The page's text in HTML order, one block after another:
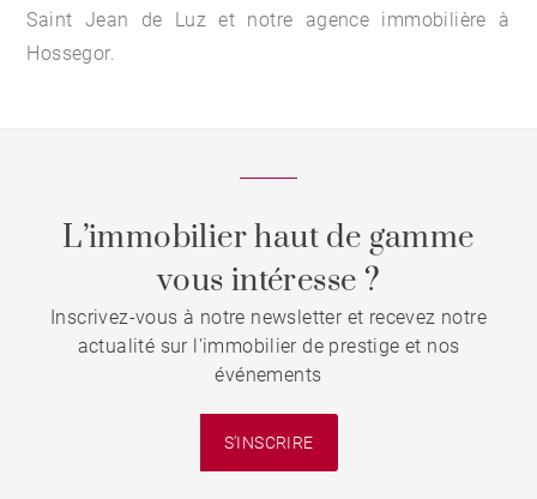
Saint Jean de Luzet notre agence immobilière à
Hossegor.
L’immobilier haut de gamme
vous intéresse ?
Inscrivez-vous à notre newsletter et recevez notre
actualité sur l'immobilier de prestige et nos
événements
S'INSCRIRE